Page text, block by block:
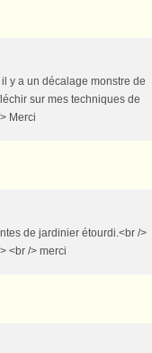
y a un décalage monstre de
sur mes techniques de
Merci
de jardinier étourdi.<br />
<br /> merci